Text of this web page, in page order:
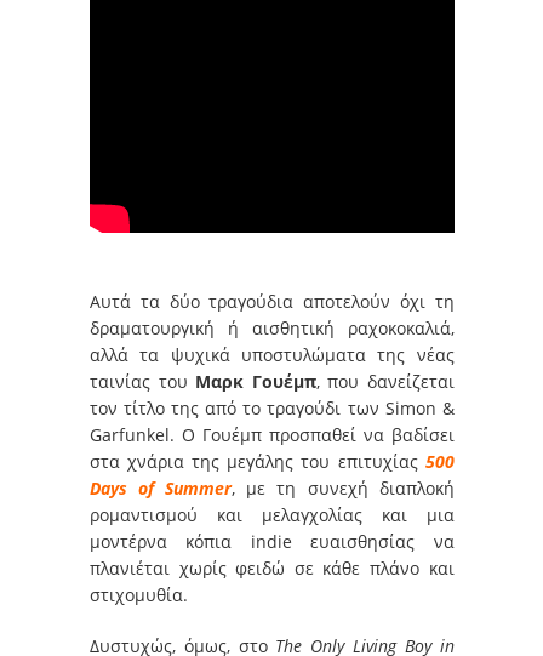
Αυτά τα δύο τραγούδια αποτελούν όχι τη
δραματουργική ή αισθητική ραχοκοκαλιά,
αλλά τα ψυχικά υποστυλώματα της νέας
ταινίας του Μαρκ Γουέμπ, που δανείζεται
τον τίτλο της από το τραγούδι των Simon &
Garfunkel. Ο Γουέμπ προσπαθεί να βαδίσει
στα χνάρια της μεγάλης του επιτυχίας 500
Days of Summer, με τη συνεχή διαπλοκή
ρομαντισμού και μελαγχολίας και μια
μοντέρνα κόπια indie ευαισθησίας να
πλανιέται χωρίς φειδώ σε κάθε πλάνο και
στιχομυθία.
Δυστυχώς, όμως, στο The Only Living Boy in